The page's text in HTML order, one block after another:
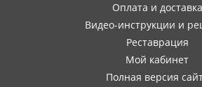
Оплата и доставка
Видео-инструкции и
Реставрация
Мой кабинет
Полная версия